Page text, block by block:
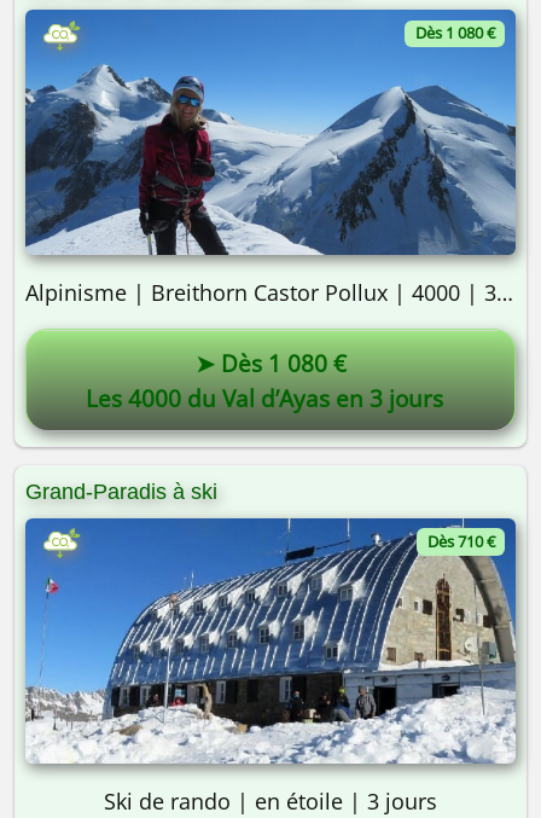
Dès 1 080 €
Alpinisme | Breithorn Castor Pollux | 4000 | 3 jours
➤ Dès 1 080 €
Les 4000 du Val d’Ayas en 3 jours
Grand-Paradis à ski
Dès 710 €
Ski de rando | en étoile | 3 jours